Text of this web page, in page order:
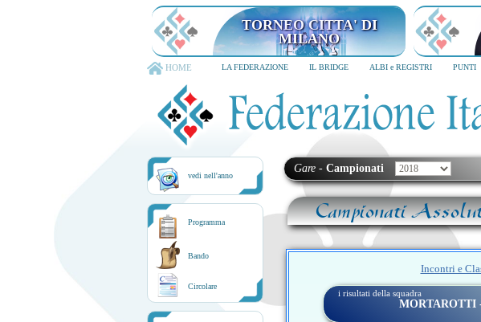
TORNEO CITTA' DI
MILANO
HOME LA FEDERAZIONE IL BRIDGE ALBI e REGISTRI PUNTI
vedi nell'anno
Programma
Bando
Circolare
Gare - Campionati
Campionati
Incontri e
i risultati della squadra
MORTAROTTI